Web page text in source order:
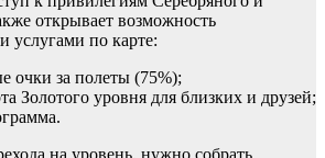
открывает возможность
услугами по карте:
очки за полеты (75%);
Золотого уровня для близких и друзей;
на уровень, нужно собрать